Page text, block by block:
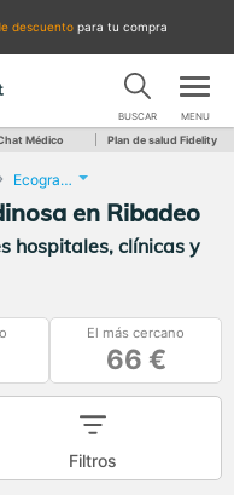
descuento para tu compra
BUSCAR MENU
Médico Plan de salud Fidelity
Ecografía Muscular o Tendinosa
en Ribadeo
hospitales, clínicas y
El más cercano
66 €
Filtros